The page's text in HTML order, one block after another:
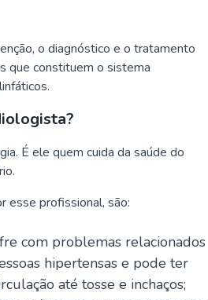
o diagnóstico e o tratamento
que constituem o sistema
É ele quem cuida da saúde do
esse profissional, são:
com problemas relacionados
hipertensas e pode ter
até tosse e inchaços;